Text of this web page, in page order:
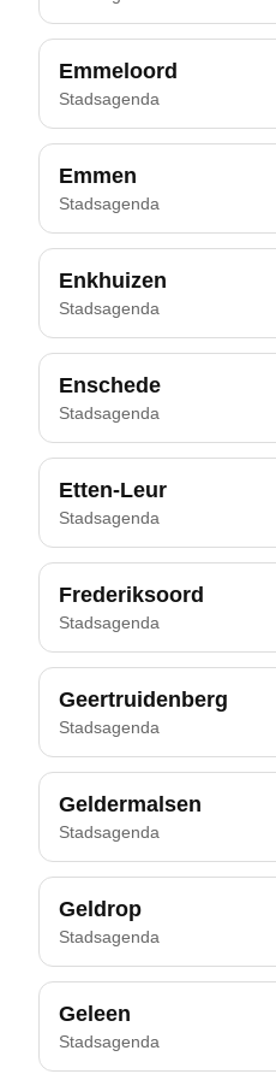
Emmeloord
Stadsagenda
Emmen
Stadsagenda
Enkhuizen
Stadsagenda
Enschede
Stadsagenda
Etten-Leur
Stadsagenda
Frederiksoord
Stadsagenda
Geertruidenberg
Stadsagenda
Geldermalsen
Stadsagenda
Geldrop
Stadsagenda
Geleen
Stadsagenda